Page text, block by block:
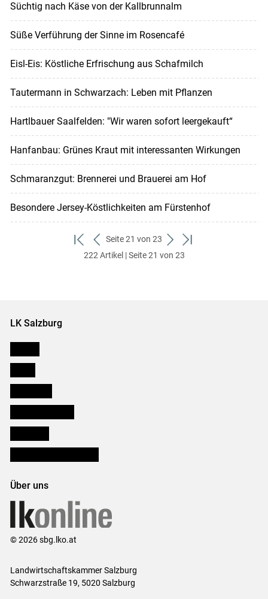
Süchtig nach Käse von der Kallbrunnalm
Süße Verführung der Sinne im Rosencafé
Eisl-Eis: Köstliche Erfrischung aus Schafmilch
Tautermann in Schwarzach: Leben mit Pflanzen
Hartlbauer Saalfelden: "Wir waren sofort leergekauft“
Hanfanbau: Grünes Kraut mit interessanten Wirkungen
Schmaranzgut: Brennerei und Brauerei am Hof
Besondere Jersey-Köstlichkeiten am Fürstenhof
zum
ersten
zurück
zum
Seite 21 von 23
weiter
zum
zum
222 Artikel | Seite 21 von 23
LK Salzburg
Über uns
© 2026 sbg.lko.at
Landwirtschaftskammer Salzburg
Schwarzstraße 19, 5020 Salzburg